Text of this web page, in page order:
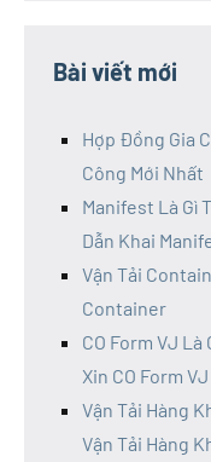
Bài viết mới
Hợp Đồng Gia
Công Mới Nhất
Manifest Là Gì
Dẫn Khai
Vận Tải
Container
CO Form VJ Là
Xin CO Form VJ
Vận Tải Hàng
Vận Tải Hàng